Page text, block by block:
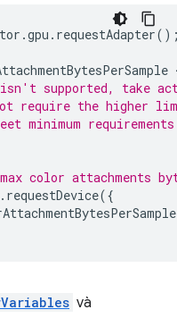
.gpu . requestAdapter
supported, take
require the higher
minimum
color attachments
. requestDevice({
và